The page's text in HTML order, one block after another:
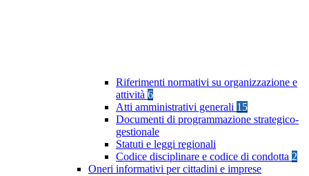
Riferimenti normativi su organizzazione e
attività 6
Atti amministrativi generali 15
Documenti di programmazione strategico-
gestionale
Statuti e leggi regionali
Codice disciplinare e codice di condotta 2
Oneri informativi per cittadini e imprese